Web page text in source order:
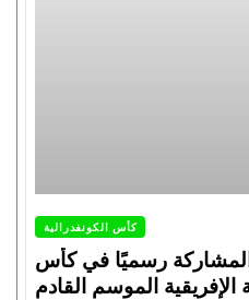
كأس الكونفدرالية
المشاركة رسميًا في كأس